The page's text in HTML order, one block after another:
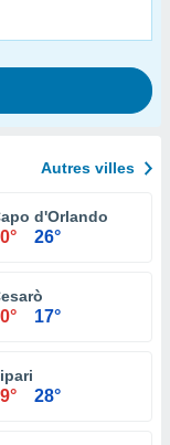
Autres villes
d'Orlando
26°
17°
28°